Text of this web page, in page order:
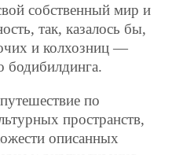
собственный мир и
так, казалось бы,
и колхозниц —
бодибилдинга.
по
пространств,
описанных